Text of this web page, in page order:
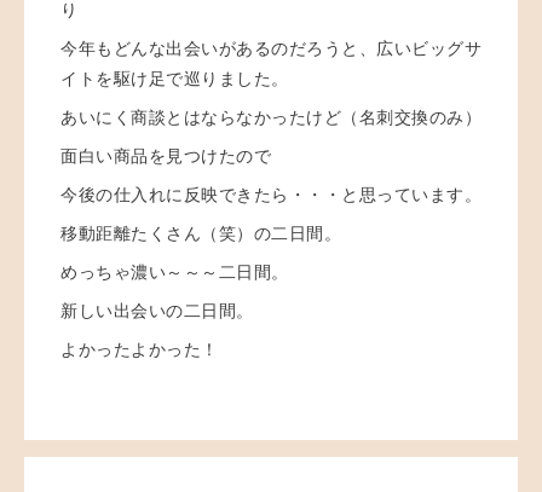
り
今年もどんな出会いがあるのだろうと、広いビッグサ
イトを駆け足で巡りました。
あいにく商談とはならなかったけど（名刺交換のみ）
面白い商品を見つけたので
今後の仕入れに反映できたら・・・と思っています。
移動距離たくさん（笑）の二日間。
めっちゃ濃い～～～二日間。
新しい出会いの二日間。
よかったよかった！